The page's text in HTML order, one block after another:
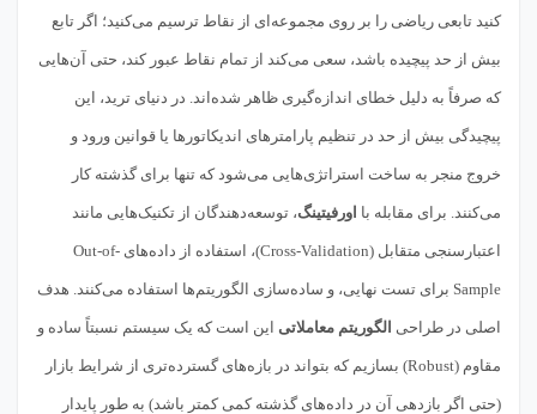
کنید تابعی ریاضی را بر روی مجموعه‌ای از نقاط ترسیم می‌کنید؛ اگر تابع
بیش از حد پیچیده باشد، سعی می‌کند از تمام نقاط عبور کند، حتی آن‌هایی
که صرفاً به دلیل خطای اندازه‌گیری ظاهر شده‌اند. در دنیای ترید، این
پیچیدگی بیش از حد در تنظیم پارامترهای اندیکاتورها یا قوانین ورود و
خروج منجر به ساخت استراتژی‌هایی می‌شود که تنها برای گذشته کار
می‌کنند. برای مقابله با اورفیتینگ، توسعه‌دهندگان از تکنیک‌هایی مانند
اعتبارسنجی متقابل (Cross-Validation)، استفاده از داده‌های Out-of-
Sample برای تست نهایی، و ساده‌سازی الگوریتم‌ها استفاده می‌کنند. هدف
اصلی در طراحی الگوریتم معاملاتی این است که یک سیستم نسبتاً ساده و
مقاوم (Robust) بسازیم که بتواند در بازه‌های گسترده‌تری از شرایط بازار
(حتی اگر بازدهی آن در داده‌های گذشته کمی کمتر باشد) به طور پایدار